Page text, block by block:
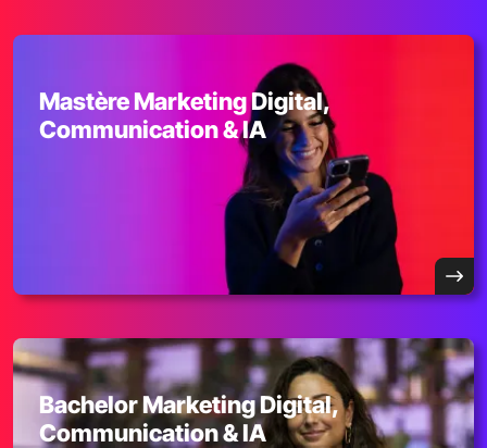
Mastère Marketing Digital,
Communication & IA
Bachelor Marketing Digital,
Communication & IA